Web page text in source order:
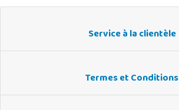
Service à la clientèle
Termes et Conditions